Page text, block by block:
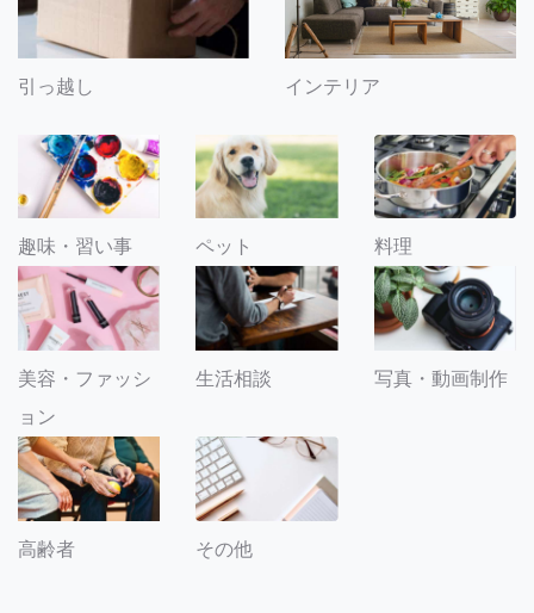
引っ越し インテリア
趣味・習い事 ペット 料理
美容・ファッシ
ョン
生活相談 写真・動画制作
高齢者 その他